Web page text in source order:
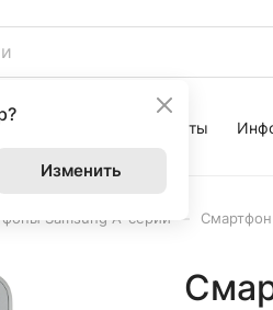
Изменить
Контакты
Samsung A-серии – Смартфон